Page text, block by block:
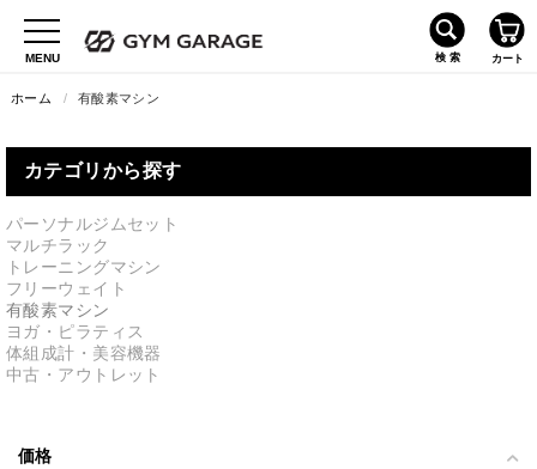
ホーム / 有酸素マシン
カテゴリから探す
パーソナルジムセット
マルチラック
トレーニングマシン
フリーウェイト
有酸素マシン
ヨガ・ピラティス
体組成計・美容機器
中古・アウトレット
価格